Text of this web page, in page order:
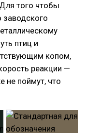
того чтобы
заводского
птиц и
копом,
реакции —
не поймут, что